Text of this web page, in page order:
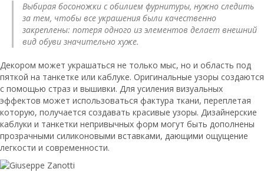
Выбирая босоножки с обилием фурнитуры, нужно следить
за тем, чтобы все украшения были качественно
закреплены: потеря одного из элементов делает внешний
вид обуви значительно хуже.
Декором может украшаться не только мыс, но и область под
пяткой на танкетке или каблуке. Оригинальные узоры создаются
с помощью страз и вышивки. Для усиления визуальных
эффектов может использоваться фактура ткани, переплетая
которую, получается создавать красивые узоры. Дизайнерские
каблуки и танкетки непривычных форм могут быть дополнены
прозрачными силиконовыми вставками, дающими ощущение
легкости и современности.